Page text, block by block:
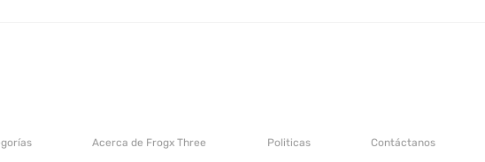
Acerca de Frogx Three Politicas Contáctanos